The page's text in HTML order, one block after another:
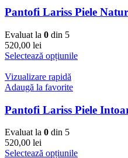
Pantofi Lariss Piele
Evaluat la 0 din 5
520,00 lei
Selectează opțiunile
Vizualizare rapidă
Adaugă la favorite
Pantofi Lariss Piele
Evaluat la 0 din 5
520,00 lei
Selectează opțiunile